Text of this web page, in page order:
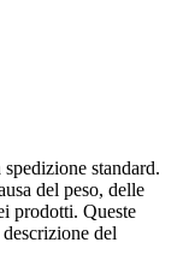
standard.
del peso, delle
prodotti. Queste
del